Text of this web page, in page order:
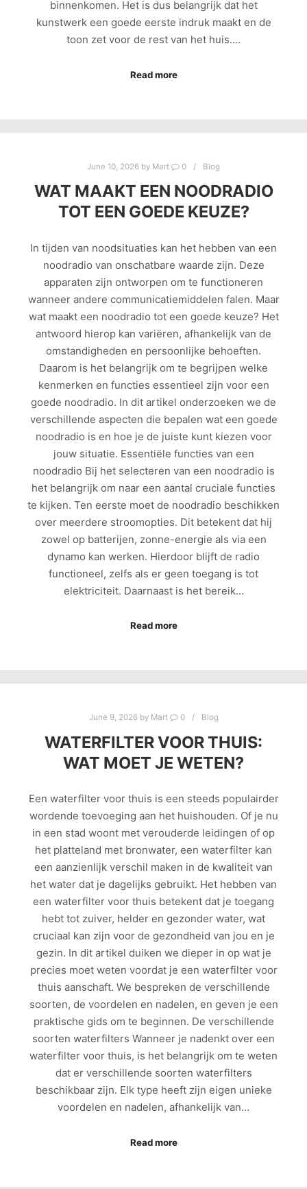
binnenkomen. Het is dus belangrijk dat het
kunstwerk een goede eerste indruk maakt en de
toon zet voor de rest van het huis.…
Read more
June 10, 2026 by Mart 0 Blog
WAT MAAKT EEN NOODRADIO
TOT EEN GOEDE KEUZE?
In tijden van noodsituaties kan het hebben van een
noodradio van onschatbare waarde zijn. Deze
apparaten zijn ontworpen om te functioneren
wanneer andere communicatiemiddelen falen. Maar
wat maakt een noodradio tot een goede keuze? Het
antwoord hierop kan variëren, afhankelijk van de
omstandigheden en persoonlijke behoeften.
Daarom is het belangrijk om te begrijpen welke
kenmerken en functies essentieel zijn voor een
goede noodradio. In dit artikel onderzoeken we de
verschillende aspecten die bepalen wat een goede
noodradio is en hoe je de juiste kunt kiezen voor
jouw situatie. Essentiële functies van een
noodradio Bij het selecteren van een noodradio is
het belangrijk om naar een aantal cruciale functies
te kijken. Ten eerste moet de noodradio beschikken
over meerdere stroomopties. Dit betekent dat hij
zowel op batterijen, zonne-energie als via een
dynamo kan werken. Hierdoor blijft de radio
functioneel, zelfs als er geen toegang is tot
elektriciteit. Daarnaast is het bereik…
Read more
June 9, 2026by Mart 0 Blog
WATERFILTER VOOR THUIS:
WAT MOET JE WETEN?
Een waterfilter voor thuis is een steeds populairder
wordende toevoeging aan het huishouden. Of je nu
in een stad woont met verouderde leidingen of op
het platteland met bronwater, een waterfilter kan
een aanzienlijk verschil maken in de kwaliteit van
het water dat je dagelijks gebruikt. Het hebben van
een waterfilter voor thuis betekent dat je toegang
hebt tot zuiver, helder en gezonder water, wat
cruciaal kan zijn voor de gezondheid van jou en je
gezin. In dit artikel duiken we dieper in op wat je
precies moet weten voordat je een waterfilter voor
thuis aanschaft. We bespreken de verschillende
soorten, de voordelen en nadelen, en geven je een
praktische gids om te beginnen. De verschillende
soorten waterfilters Wanneer je nadenkt over een
waterfilter voor thuis, is het belangrijk om te weten
dat er verschillende soorten waterfilters
beschikbaar zijn. Elk type heeft zijn eigen unieke
voordelen en nadelen, afhankelijk van…
Read more